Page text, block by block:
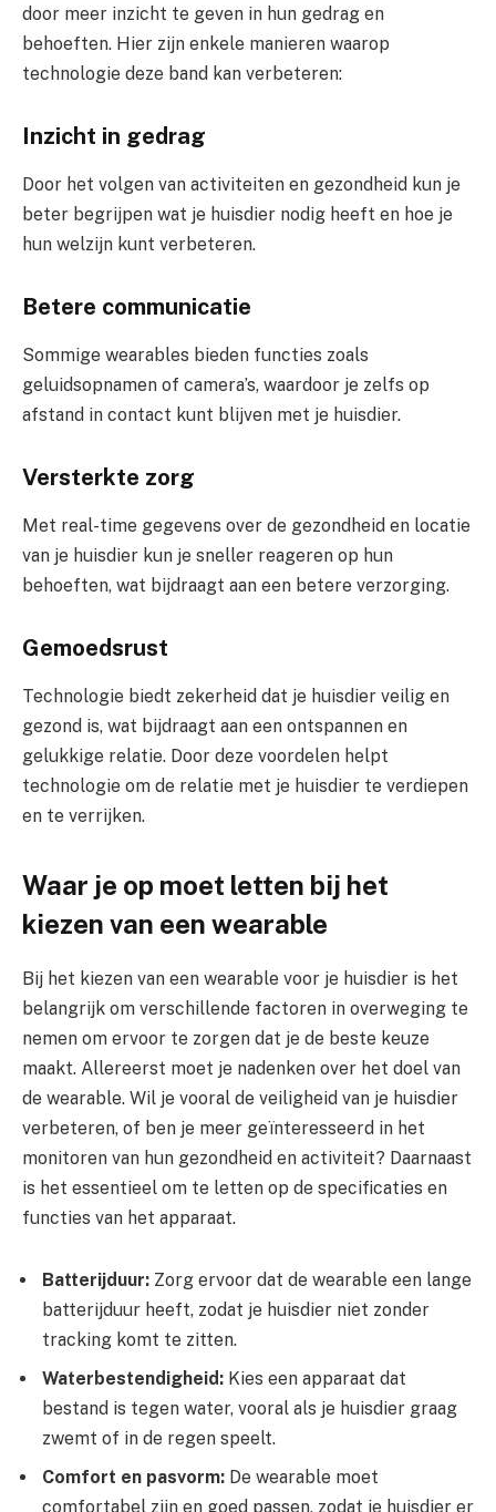
door meer inzicht te geven in hun gedrag en
behoeften. Hier zijn enkele manieren waarop
technologie deze band kan verbeteren:
Inzicht in gedrag
Door het volgen van activiteiten en gezondheid kun je
beter begrijpen wat je huisdier nodig heeft en hoe je
hun welzijn kunt verbeteren.
Betere communicatie
Sommige wearables bieden functies zoals
geluidsopnamen of camera’s, waardoor je zelfs op
afstand in contact kunt blijven met je huisdier.
Versterkte zorg
Met real-time gegevens over de gezondheid en locatie
van je huisdier kun je sneller reageren op hun
behoeften, wat bijdraagt aan een betere verzorging.
Gemoedsrust
Technologie biedt zekerheid dat je huisdier veilig en
gezond is, wat bijdraagt aan een ontspannen en
gelukkige relatie. Door deze voordelen helpt
technologie om de relatie met je huisdier te verdiepen
en te verrijken.
Waar je op moet letten bij het
kiezen van een wearable
Bij het kiezen van een wearable voor je huisdier is het
belangrijk om verschillende factoren in overweging te
nemen om ervoor te zorgen dat je de beste keuze
maakt. Allereerst moet je nadenken over het doel van
de wearable. Wil je vooral de veiligheid van je huisdier
verbeteren, of ben je meer geïnteresseerd in het
monitoren van hun gezondheid en activiteit? Daarnaast
is het essentieel om te letten op de specificaties en
functies van het apparaat.
Batterijduur: Zorg ervoor dat de wearable een lange
batterijduur heeft, zodat je huisdier niet zonder
tracking komt te zitten.
Waterbestendigheid: Kies een apparaat dat
bestand is tegen water, vooral als je huisdier graag
zwemt of in de regen speelt.
Comfort en pasvorm: De wearable moet
comfortabel zijn en goed passen, zodat je huisdier er